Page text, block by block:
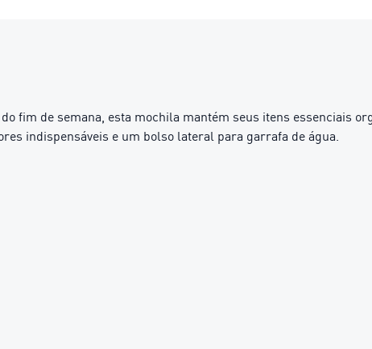
fim de semana, esta mochila mantém seus itens essenciais
indispensáveis ​​e um bolso lateral para garrafa de água.